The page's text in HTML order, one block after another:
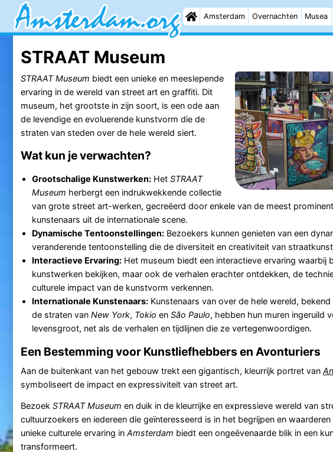
Amsterdam Overnachten Musea
STRAAT Museum
STRAAT Museum biedt een unieke en meeslepende
ervaring in de wereld van street art en graffiti. Dit
museum, het grootste in zijn soort, is een ode aan
de levendige en evoluerende kunstvorm die de
straten van steden over de hele wereld siert.
Wat kun je verwachten?
Grootschalige Kunstwerken:Het STRAAT
Museum herbergt een indrukwekkende collectie
van grote street art-werken, gecreëerd door enkele van de meest
kunstenaars uit de internationale scene.
Dynamische Tentoonstellingen:Bezoekers kunnen genieten van een
veranderende tentoonstelling die de diversiteit en creativiteit van
Interactieve Ervaring:Het museum biedt een interactieve ervaring waarbij
kunstwerken bekijken, maar ook de verhalen erachter ontdekken, de
culturele impact van de kunstvorm verkennen.
Internationale Kunstenaars:Kunstenaars van over de hele wereld, bekend
de straten van New York, Tokio en São Paulo, hebben hun muren ingeruild
levensgroot, net als de verhalen en tijdlijnen die ze vertegenwoordigen.
Een Bestemming voor Kunstliefhebbers en Avonturiers
Aan de buitenkant van het gebouw trekt een gigantisch, kleurrijk portret van
symboliseert de impact en expressiviteit van street art.
Bezoek STRAAT Museum en duik in de kleurrijke en expressieve wereld van
cultuurzoekers en iedereen die geïnteresseerd is in het begrijpen en
unieke culturele ervaring in Amsterdam biedt een ongeëvenaarde blik in een
transformeert.